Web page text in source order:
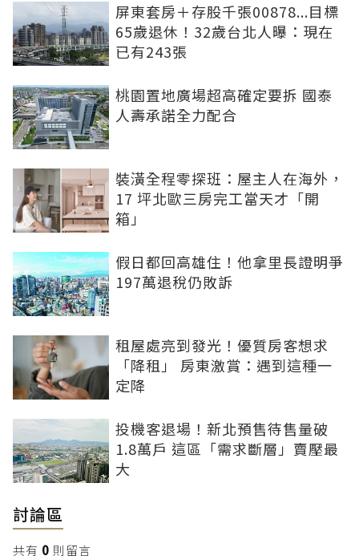
屏東套房＋存股千張00878...目標
65歲退休！32歲台北人曝：現在
已有243張
桃園置地廣場超高確定要拆 國泰
人壽承諾全力配合
裝潢全程零探班：屋主人在海外，
17 坪北歐三房完工當天才「開
箱」
假日都回高雄住！他拿里長證明爭
197萬退稅仍敗訴
租屋處亮到發光！優質房客想求
「降租」 房東激賞：遇到這種一
定降
投機客退場！新北預售待售量破
1.8萬戶 這區「需求斷層」賣壓最
大
討論區
共有 0 則留言